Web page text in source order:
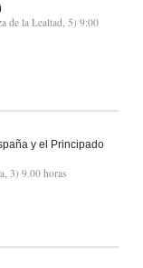
de la Lealtad, 5) 9:00
y el Principado
3) 9.00 horas